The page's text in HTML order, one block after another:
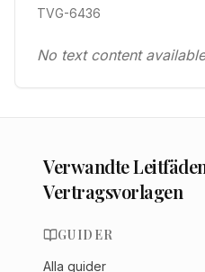
TVG-6436
No text content
Verwandte
Vertragsvorlagen
GUIDER
Alla guider